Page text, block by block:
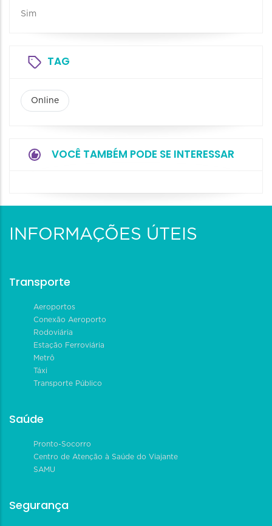
Sim
TAG
Online
VOCÊ TAMBÉM PODE SE INTERESSAR
INFORMAÇÕES ÚTEIS
Transporte
Aeroportos
Conexão Aeroporto
Rodoviária
Estação Ferroviária
Metrô
Táxi
Transporte Público
Saúde
Pronto-Socorro
Centro de Atenção à Saúde do Viajante
SAMU
Segurança